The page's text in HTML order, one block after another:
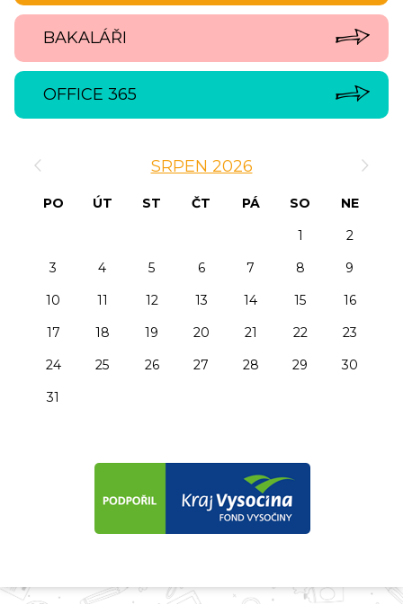
BAKALÁŘI
OFFICE 365
SRPEN 2026
PO ÚT ST ČT PÁ SO
NE
1
2
3
4 5 6 7 8
9
10
11 12 13 14 15
16
17
18 19 20 21 22
23
24
25 26 27 28 29
30
31